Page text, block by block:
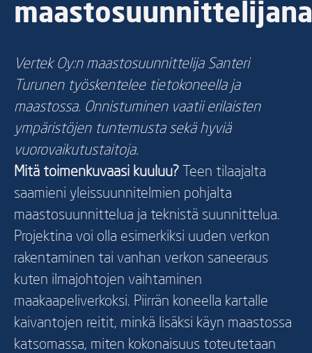
maastosuunnittelijana
Vertek Oy:n maastosuunnittelija Santeri
Turunen työskentelee tietokoneella ja
maastossa. Onnistuminen vaatii erilaisten
ympäristöjen tuntemusta sekä hyviä
vuorovaikutustaitoja.
Mitä toimenkuvaasi kuuluu?
Teen tilaajalta
saamieni yleissuunnitelmien pohjalta
maastosuunnittelua ja teknistä suunnittelua.
Projektina voi olla esimerkiksi uuden verkon
rakentaminen tai vanhan verkon saneeraus
kuten ilmajohtojen vaihtaminen
maakaapeliverkoksi. Piirrän koneella kartalle
kaivantojen reitit, minkä lisäksi käyn maastossa
katsomassa, miten kokonaisuus toteutetaan